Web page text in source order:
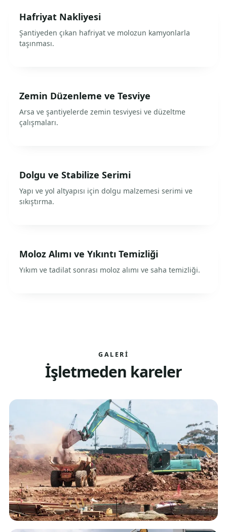
Hafriyat Nakliyesi
Şantiyeden çıkan hafriyat ve molozun kamyonlarla
taşınması.
Zemin Düzenleme ve Tesviye
Arsa ve şantiyelerde zemin tesviyesi ve düzeltme
çalışmaları.
Dolgu ve Stabilize Serimi
Yapı ve yol altyapısı için dolgu malzemesi serimi ve
sıkıştırma.
Moloz Alımı ve Yıkıntı Temizliği
Yıkım ve tadilat sonrası moloz alımı ve saha temizliği.
GALERI
İşletmeden kareler